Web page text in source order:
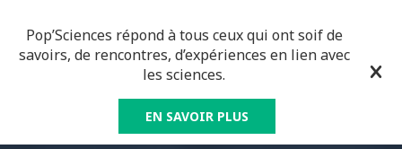
Pop’Sciences répond à tous ceux qui ont soif de
savoirs, de rencontres, d’expériences en lien avec
les sciences.
EN SAVOIR PLUS